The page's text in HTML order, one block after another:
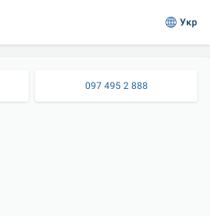
Укр
097 495 2 888